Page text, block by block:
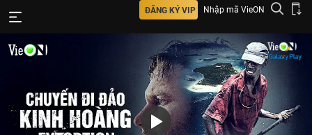
ĐĂNG KÝ VIP Nhập mã VieON